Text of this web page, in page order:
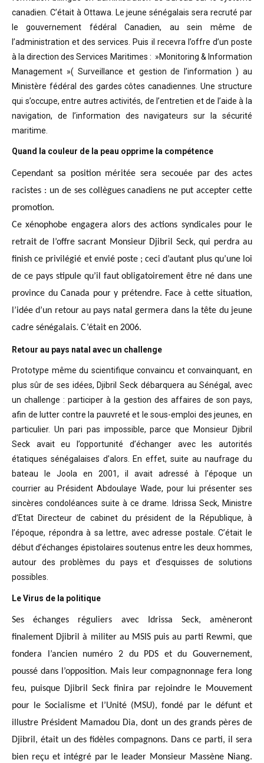
canadien. C’était à Ottawa. Le jeune sénégalais sera recruté par
le gouvernement fédéral Canadien, au sein même de
l’administration et des services. Puis il recevra l’offre d’un poste
à la direction des Services Maritimes : »Monitoring & Information
Management »( Surveillance et gestion de l’information ) au
Ministère fédéral des gardes côtes canadiennes. Une structure
qui s’occupe, entre autres activités, de l’entretien et de l’aide à la
navigation, de l’information des navigateurs sur la sécurité
maritime.
Quand la couleur de la peau opprime la compétence
Cependant sa position méritée sera secouée par des actes
racistes : un de ses collègues canadiens ne put accepter cette
promotion.
Ce xénophobe engagera alors des actions syndicales pour le
retrait de l’offre sacrant Monsieur Djibril Seck, qui perdra au
finish ce privilégié et envié poste ; ceci d’autant plus qu’une loi
de ce pays stipule qu’il faut obligatoirement être né dans une
province du Canada pour y prétendre. Face à cette situation,
l’idée d’un retour au pays natal germera dans la tête du jeune
cadre sénégalais. C’était en 2006.
Retour au pays natal avec un challenge
Prototype même du scientifique convaincu et convainquant, en
plus sûr de ses idées, Djibril Seck débarquera au Sénégal, avec
un challenge : participer à la gestion des affaires de son pays,
afin de lutter contre la pauvreté et le sous-emploi des jeunes, en
particulier. Un pari pas impossible, parce que Monsieur Djibril
Seck avait eu l’opportunité d’échanger avec les autorités
étatiques sénégalaises d’alors. En effet, suite au naufrage du
bateau le Joola en 2001, il avait adressé à l’époque un
courrier au Président Abdoulaye Wade, pour lui présenter ses
sincères condoléances suite à ce drame. Idrissa Seck, Ministre
d’Etat Directeur de cabinet du président de
la République, à
l’époque, répondra à sa lettre, avec adresse postale. C’était le
début d’échanges épistolaires soutenus entre les deux hommes,
autour des problèmes du pays et d’esquisses de solutions
possibles.
Le Virus de la politique
Ses échanges réguliers avec Idrissa Seck, amèneront
finalement Djibril à militer au MSIS puis au parti Rewmi, que
fondera l’ancien numéro 2 du PDS et du Gouvernement,
poussé dans l’opposition. Mais leur compagnonnage fera long
feu, puisque Djibril Seck finira par rejoindre le Mouvement
pour le Socialisme et l’Unité (MSU), fondé par le défunt et
illustre Président Mamadou Dia, dont un des grands pères de
Djibril, était un des fidèles compagnons. Dans ce parti, il sera
bien reçu et intégré par le leader Monsieur Massène Niang.